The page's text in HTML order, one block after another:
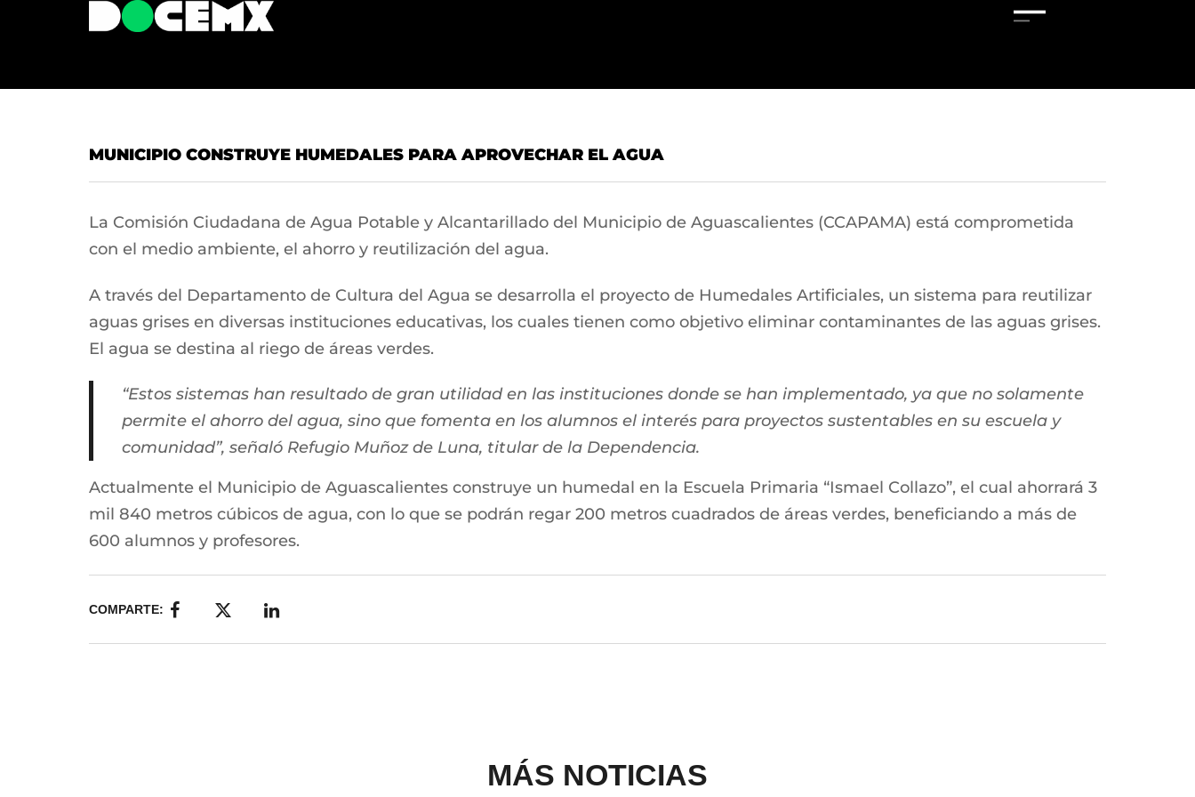
MUNICIPIO CONSTRUYE HUMEDALES PARA APROVECHAR EL AGUA
La Comisión Ciudadana de Agua Potable y Alcantarillado del Municipio de Aguascalientes (CCAPAMA) está comprometida
con el medio ambiente, el ahorro y reutilización del agua.
A través del Departamento de Cultura del Agua se desarrolla el proyecto de Humedales Artificiales, un sistema para reutilizar
aguas grises en diversas instituciones educativas, los cuales tienen como objetivo eliminar contaminantes de las aguas grises.
El agua se destina al riego de áreas verdes.
“Estos sistemas han resultado de gran utilidad en las instituciones donde se han implementado, ya que no solamente
permite el ahorro del agua, sino que fomenta en los alumnos el interés para proyectos sustentables en su escuela y
comunidad”, señaló Refugio Muñoz de Luna, titular de la Dependencia.
Actualmente el Municipio de Aguascalientes construye un humedal en la Escuela Primaria “Ismael Collazo”, el cual ahorrará 3
mil 840 metros cúbicos de agua, con lo que se podrán regar 200 metros cuadrados de áreas verdes, beneficiando a más de
600 alumnos y profesores.
COMPARTE:
MÁS NOTICIAS